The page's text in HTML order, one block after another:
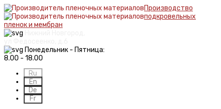
Производство
подкровельных
пленок и мембран
Понедельник - Пятница:
8.00 - 18.00